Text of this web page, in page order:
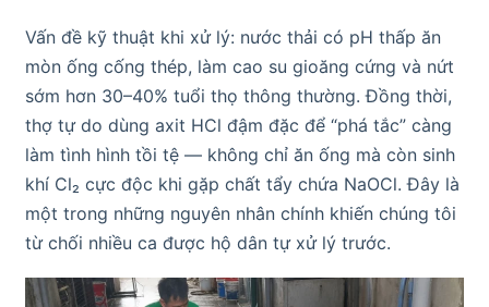
Vấn đề kỹ thuật khi xử lý: nước thải có pH thấp ăn
mòn ống cống thép, làm cao su gioăng cứng và nứt
sớm hơn 30–40% tuổi thọ thông thường. Đồng thời,
thợ tự do dùng axit HCl đậm đặc để “phá tắc” càng
làm tình hình tồi tệ — không chỉ ăn ống mà còn sinh
khí Cl₂ cực độc khi gặp chất tẩy chứa NaOCl. Đây là
một trong những nguyên nhân chính khiến chúng tôi
từ chối nhiều ca được hộ dân tự xử lý trước.